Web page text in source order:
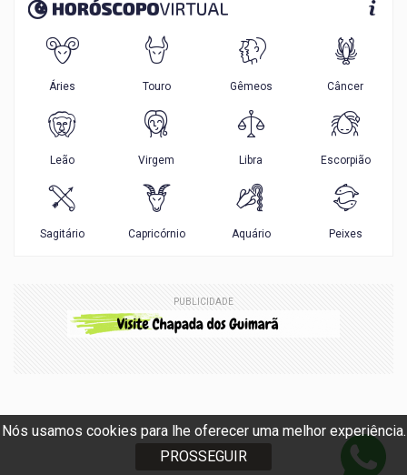
Nós usamos cookies para lhe oferecer uma melhor experiência.
PROSSEGUIR
PUBLICIDADE